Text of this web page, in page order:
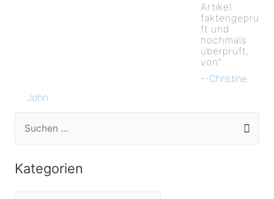
Artikel
faktengeprü
ft und
nochmals
überprüft,
von”
--Christine
John
Kategorien